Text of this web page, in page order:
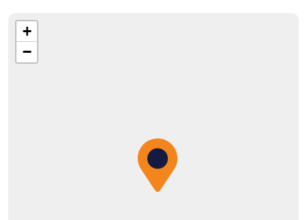
+
−